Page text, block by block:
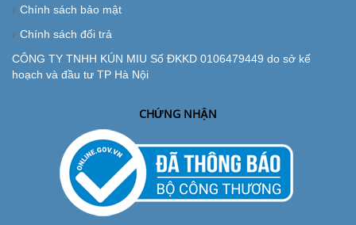
Chính sách bảo mật
Chính sách đổi trả
CÔNG TY TNHH KÚN MIU Số ĐKKD 0106479449 do sở kế
hoạch và đầu tư TP Hà Nội
CHỨNG NHẬN